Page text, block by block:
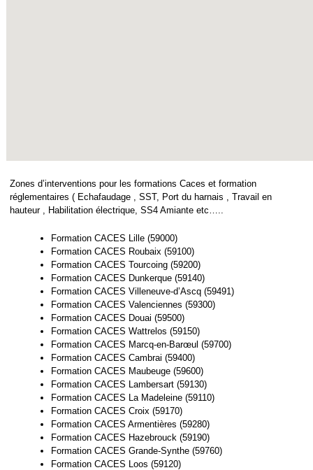
Zones d’interventions pour les formations Caces et formation
réglementaires ( Echafaudage , SST, Port du harnais , Travail en
hauteur , Habilitation électrique, SS4 Amiante etc…..
Formation CACES Lille (59000)
Formation CACES Roubaix (59100)
Formation CACES Tourcoing (59200)
Formation CACES Dunkerque (59140)
Formation CACES Villeneuve-d’Ascq (59491)
Formation CACES Valenciennes (59300)
Formation CACES Douai (59500)
Formation CACES Wattrelos (59150)
Formation CACES Marcq-en-Barœul (59700)
Formation CACES Cambrai (59400)
Formation CACES Maubeuge (59600)
Formation CACES Lambersart (59130)
Formation CACES La Madeleine (59110)
Formation CACES Croix (59170)
Formation CACES Armentières (59280)
Formation CACES Hazebrouck (59190)
Formation CACES Grande-Synthe (59760)
Formation CACES Loos (59120)